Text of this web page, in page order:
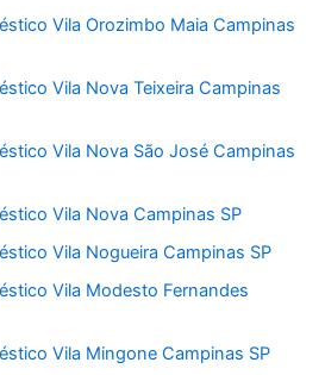
Vila Orozimbo Maia Campinas
Vila Nova Teixeira Campinas
Vila Nova São José Campinas
Vila Nova Campinas SP
Vila Nogueira Campinas SP
Vila Modesto Fernandes
Vila Mingone Campinas SP